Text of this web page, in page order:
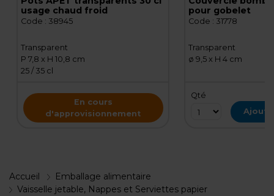
usage chaud froid
Code : 38945
Transparent
P 7,8 x H 10,8 cm
25 / 35 cl
En cours
d'approvisionnement
pour gobelet
Code : 31778
Transparent
ø 9,5 x H 4 cm
Qté
Accueil
Emballage alimentaire
Vaisselle jetable, Nappes et Serviettes papier